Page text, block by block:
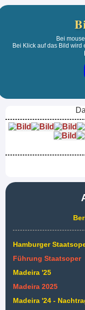
Bei
Bei Klick auf das Bild
Hamburger
Führung Staatsoper
Madeira '25
Madeira 2025
Madeira '24 -